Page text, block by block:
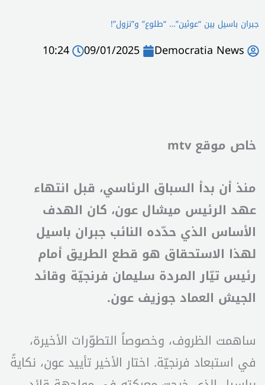
جبران باسيل بين “عونَين”… “طلوع” و”نزول”!
Democratia News
09/01/2025
10:24
خاص موقع mtv
منذ أن بدأ السباق الرئاسي، قبل انتهاء
عهد الرئيس ميشال عون، كان الهدف
الأساس الذي حدّده النائب جبران باسيل
لهذا الاستحقاق هو قطع الطريق أمام
رئيس تيّار المردة سليمان فرنجيّة وقائد
الجيش العماد جوزيف عون.
ساهمت الظروف، وخصوصاً التطوّرات الأخيرة،
في استبعاد فرنجيّة. اختار الأخير تأييد عون، نكايةً